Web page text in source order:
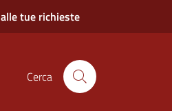
tue richieste
Cerca